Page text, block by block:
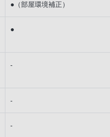
●（部屋環境補正）
●
-
-
-